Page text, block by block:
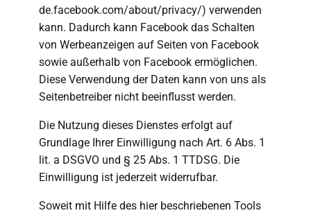
de.facebook.com/about/privacy/) verwenden
kann. Dadurch kann Facebook das Schalten
von Werbeanzeigen auf Seiten von Facebook
sowie außerhalb von Facebook ermöglichen.
Diese Verwendung der Daten kann von uns als
Seitenbetreiber nicht beeinflusst werden.
Die Nutzung dieses Dienstes erfolgt auf
Grundlage Ihrer Einwilligung nach Art. 6 Abs. 1
lit. a DSGVO und § 25 Abs. 1 TTDSG. Die
Einwilligung ist jederzeit widerrufbar.
Soweit mit Hilfe des hier beschriebenen Tools